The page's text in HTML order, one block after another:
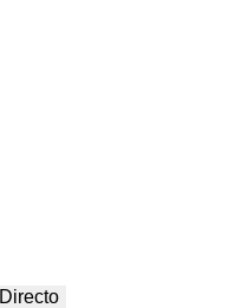
Directo